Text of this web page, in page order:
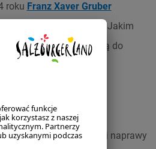
roku Franz Xaver Gruber
kolędy i jej autorstwo. Jakim
świat? Ślady prowadzą do
warsztat budowy i naprawy